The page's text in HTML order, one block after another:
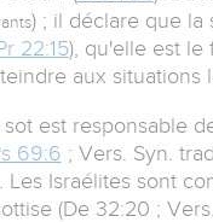
) ; il déclare que la
22:15), qu'elle est le
aux situations
est responsable
69:6 ; Vers. Syn.
Les Israélites sont
(De 32:20 ;